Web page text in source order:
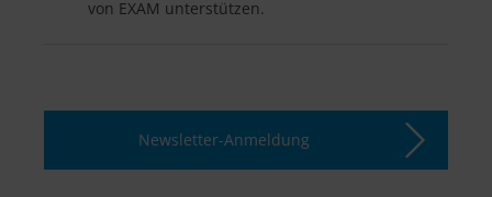
von EXAM unterstützen.
Newsletter-Anmeldung